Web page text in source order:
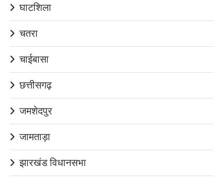
घाटशिला
चतरा
चाईबासा
छत्तीसगढ़
जमशेदपुर
जामताड़ा
झारखंड विधानसभा